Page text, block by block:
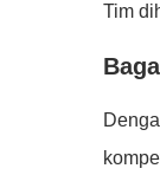
Tim